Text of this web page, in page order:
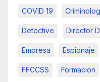
COVID 19
Detective Director
Empresa Espionaje
FFCCSS Formacion